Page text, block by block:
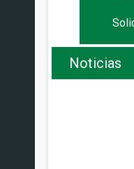
Noticias